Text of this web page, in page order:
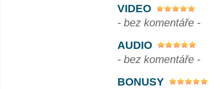
VIDEO
- bez komentáře -
AUDIO
- bez komentáře -
BONUSY